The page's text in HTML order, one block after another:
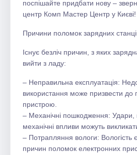
поспішайте придбати нову –
центр Комп Мастер Центр у Києві!
Причини поломок зарядних
Існує безліч причин, з яких
вийти з ладу:
– Неправильна експлуатація:
використання може призвести
пристрою.
– Механічні пошкодження: Удари,
механічні впливи можуть
– Потрапляння вологи: Вологість
причин поломок електронних